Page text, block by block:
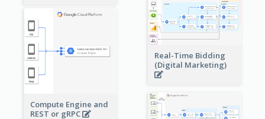
Real-Time Bidding
(Digital Marketing)
Compute Engine and
REST or gRPC